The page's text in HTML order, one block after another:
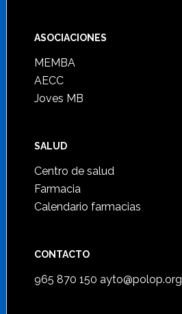
ASOCIACIONES
MEMBA
AECC
Joves MB
SALUD
Centro de salud
Farmacia
Calendario farmacias
CONTACTO
965 870 150 ayto@polop.org